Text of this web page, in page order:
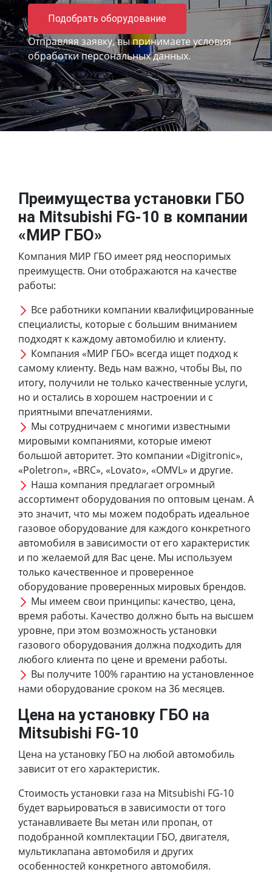
Подобрать оборудование
Отправляя заявку, вы принимаете условия
обработки персональных данных.
Преимущества установки ГБО
на Mitsubishi FG-10 в компании
«МИР ГБО»
Компания МИР ГБО имеет ряд неоспоримых
преимуществ. Они отображаются на качестве
работы:
Все работники компании квалифицированные
специалисты, которые с большим вниманием
подходят к каждому автомобилю и клиенту.
Компания «МИР ГБО» всегда ищет подход к
самому клиенту. Ведь нам важно, чтобы Вы, по
итогу, получили не только качественные услуги,
но и остались в хорошем настроении и с
приятными впечатлениями.
Мы сотрудничаем с многими известными
мировыми компаниями, которые имеют
большой авторитет. Это компании «Digitronic»,
«Poletron», «BRC», «Lovato», «OMVL» и другие.
Наша компания предлагает огромный
ассортимент оборудования по оптовым ценам. А
это значит, что мы можем подобрать идеальное
газовое оборудование для каждого конкретного
автомобиля в зависимости от его характеристик
и по желаемой для Вас цене. Мы используем
только качественное и проверенное
оборудование проверенных мировых брендов.
Мы имеем свои принципы: качество, цена,
время работы. Качество должно быть на высшем
уровне, при этом возможность установки
газового оборудования должна подходить для
любого клиента по цене и времени работы.
Вы получите 100% гарантию на установленное
нами оборудование сроком на 36 месяцев.
Цена на установку ГБО на
Mitsubishi FG-10
Цена на установку ГБО на любой автомобиль
зависит от его характеристик.
Стоимость установки газа на Mitsubishi FG-10
будет варьироваться в зависимости от того
устанавливаете Вы метан или пропан, от
подобранной комплектации ГБО, двигателя,
мультиклапана автомобиля и других
особенностей конкретного автомобиля.